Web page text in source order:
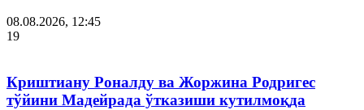
08.08.2026, 12:45
19
Криштиану Роналду ва Жоржина Родригес
тўйини Мадейрада ўтказиши кутилмоқда